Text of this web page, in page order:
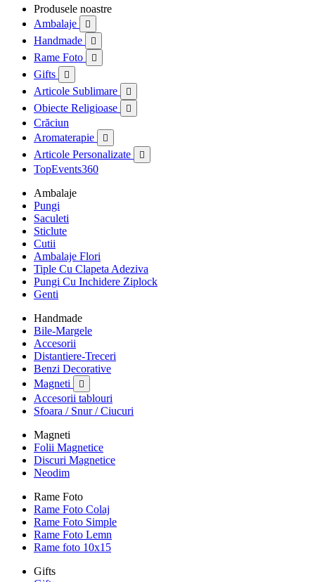
Produsele noastre
Ambalaje

Handmade 
Rame Foto 
Gifts 
Articole Sublimare 
Obiecte Religioase 
Crăciun
Aromaterapie

Articole Personalizate 
TopEvents360
Ambalaje
Pungi
Saculeti
Sticlute
Cutii
Ambalaje Flori
Tiple Cu Clapeta Adeziva
Pungi Cu Inchidere Ziplock
Genti
Handmade
Bile-Margele
Accesorii
Distantiere-Treceri
Benzi Decorative
Magneti

Accesorii tablouri
Sfoara / Snur / Ciucuri
Magneti
Folii Magnetice
Discuri Magnetice
Neodim
Rame Foto
Rame Foto Colaj
Rame Foto Simple
Rame Foto Lemn
Rame foto 10x15
Gifts